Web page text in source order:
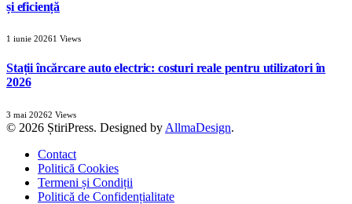
și eficiență
1 iunie 20261 Views
Stații încărcare auto electric: costuri reale pentru utilizatori în
2026
3 mai 20262 Views
© 2026 ȘtiriPress. Designed by AllmaDesign.
Contact
Politică Cookies
Termeni și Condiții
Politică de Confidențialitate